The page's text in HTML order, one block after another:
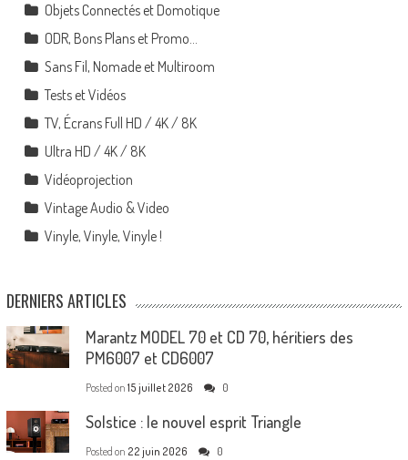
Objets Connectés et Domotique
ODR, Bons Plans et Promo…
Sans Fil, Nomade et Multiroom
Tests et Vidéos
TV, Écrans Full HD / 4K / 8K
Ultra HD / 4K / 8K
Vidéoprojection
Vintage Audio & Video
Vinyle, Vinyle, Vinyle !
DERNIERS ARTICLES
Marantz MODEL 70 et CD 70, héritiers des
PM6007 et CD6007
Posted on 15 juillet 2026 0
Solstice : le nouvel esprit Triangle
Posted on 22 juin 2026 0